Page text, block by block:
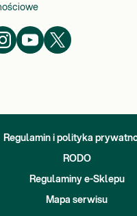
Regulamin i polityka
RODO
Regulaminy e-Sklepu
Mapa serwisu